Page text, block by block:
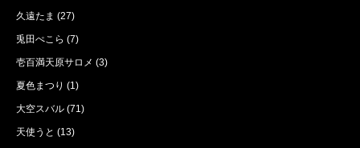
久遠たま (27)
兎田ぺこら (7)
壱百満天原サロメ (3)
夏色まつり (1)
大空スバル (71)
天使うと (13)